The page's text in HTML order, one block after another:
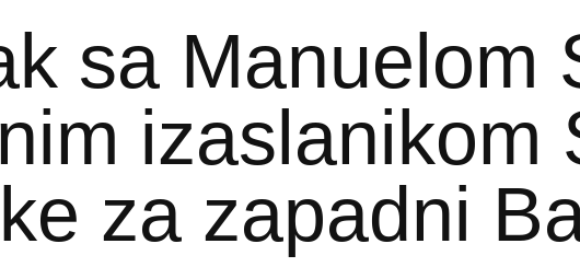
sa Manuelom
izaslanikom
za zapadni